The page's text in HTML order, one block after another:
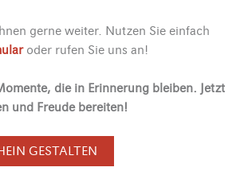
gerne weiter. Nutzen Sie einfach
oder rufen Sie uns an!
die in Erinnerung bleiben. Jetzt
und Freude bereiten!
GESTALTEN